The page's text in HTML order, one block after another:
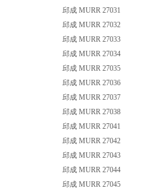
邱成 MURR 27031
邱成 MURR 27032
邱成 MURR 27033
邱成 MURR 27034
邱成 MURR 27035
邱成 MURR 27036
邱成 MURR 27037
邱成 MURR 27038
邱成 MURR 27041
邱成 MURR 27042
邱成 MURR 27043
邱成 MURR 27044
邱成 MURR 27045